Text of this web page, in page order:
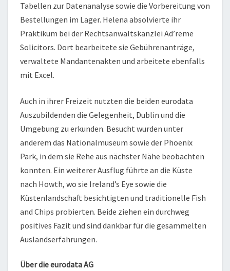
Tabellen zur Datenanalyse sowie die Vorbereitung von
Bestellungen im Lager. Helena absolvierte ihr
Praktikum bei der Rechtsanwaltskanzlei Ad’reme
Solicitors. Dort bearbeitete sie Gebührenanträge,
verwaltete Mandantenakten und arbeitete ebenfalls
mit Excel.
Auch in ihrer Freizeit nutzten die beiden eurodata
Auszubildenden die Gelegenheit, Dublin und die
Umgebung zu erkunden. Besucht wurden unter
anderem das Nationalmuseum sowie der Phoenix
Park, in dem sie Rehe aus nächster Nähe beobachten
konnten. Ein weiterer Ausflug führte an die Küste
nach Howth, wo sie Ireland’s Eye sowie die
Küstenlandschaft besichtigten und traditionelle Fish
and Chips probierten. Beide ziehen ein durchweg
positives Fazit und sind dankbar für die gesammelten
Auslandserfahrungen.
Über die eurodata AG